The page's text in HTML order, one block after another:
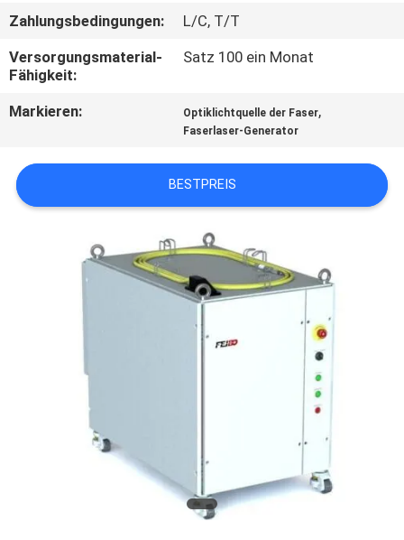
ZITAT
SITEMAP
BESTIMMUNGEN
Zahlungsbedingungen:
L/C, T/T
Versorgungsmaterial-
Fähigkeit:
Satz 100 ein Monat
Markieren: Optiklichtquelle der Faser,
Faserlaser-Generator
BESTPREIS